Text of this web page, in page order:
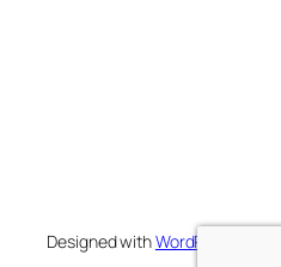
Designed withWordPress